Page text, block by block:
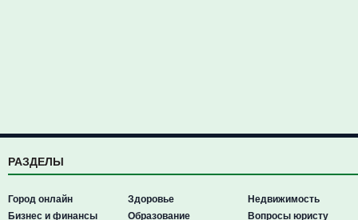
РАЗДЕЛЫ
Город онлайн
Бизнес и финансы
Здоровье
Образование
Недвижимость
Вопросы юристу